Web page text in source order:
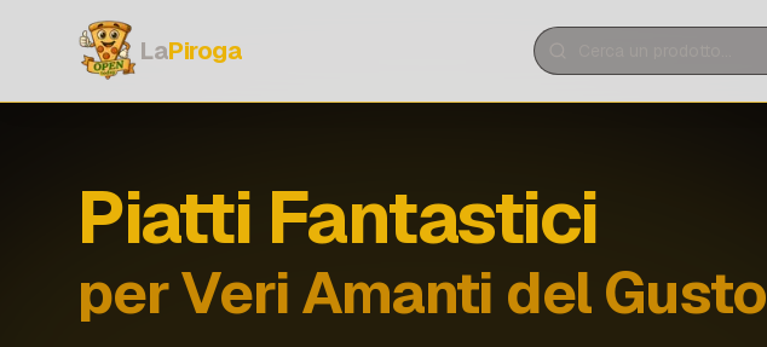
LaPiroga Cerca un prodotto
Piatti Fantastici
per Veri Amanti del Gusto